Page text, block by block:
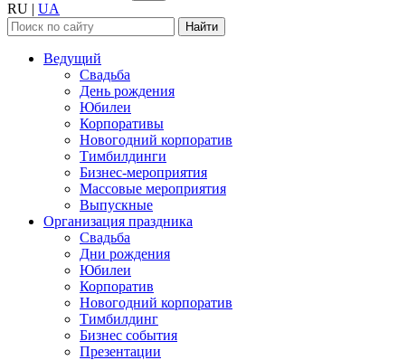
RU | UA
Найти:
Ведущий
Свадьба
День рождения
Юбилеи
Корпоративы
Новогодний корпоратив
Тимбилдинги
Бизнес-мероприятия
Массовые мероприятия
Выпускные
Организация праздника
Свадьба
Дни рождения
Юбилеи
Корпоратив
Новогодний корпоратив
Тимбилдинг
Бизнес события
Презентации